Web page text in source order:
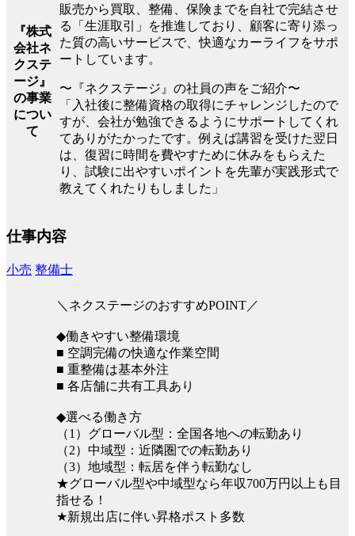
『株式
会社ネ
クステ
ージ』
の事業
につい
て
販売から買取、整備、保険までを自社で完結させ
る「生涯取引」を推進しており、顧客に寄り添っ
た質の高いサービスで、快適なカーライフをサポ
ートしています。
〜『ネクステージ』の社員の声をご紹介〜
「入社後に整備資格の取得にチャレンジしたので
すが、会社が勉強できるようにサポートしてくれ
てありがたかったです。例えば講習を受けた翌日
は、復習に時間を費やすために休みをもらえた
り、試験に出やすいポイントを先輩が実践形式で
教えてくれたりもしました」
仕事内容
小売 整備士
＼ネクステージのおすすめPOINT／
◆働きやすい整備環境
■ 空調完備の快適な作業空間
■ 重整備は基本外注
■ 各店舗に共有工具あり
◆選べる働き方
（1）グローバル型：全国各地への転勤あり
（2）中域型：近隣圏での転勤あり
（3）地域型：転居を伴う転勤なし
★グローバル型や中域型なら年収700万円以上も目
指せる！
★新規出店に伴い昇格ポスト多数